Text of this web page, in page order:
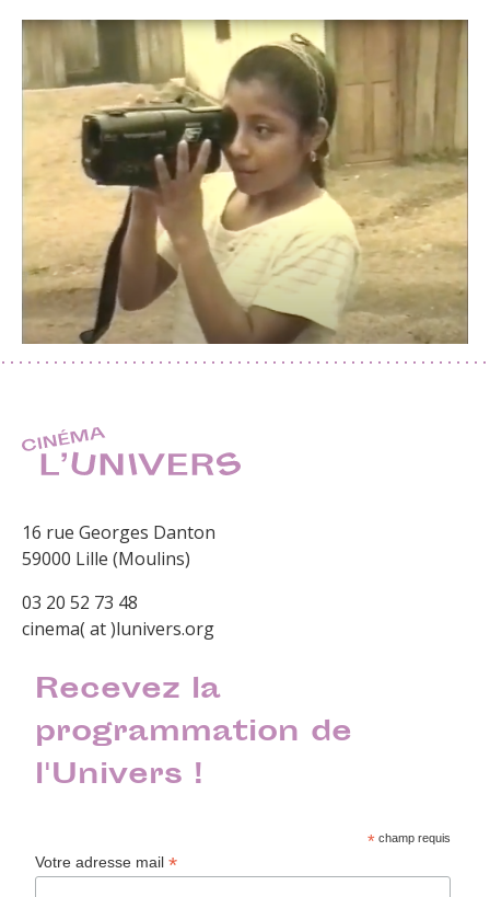
16 rue Georges Danton
59000 Lille (Moulins)
03 20 52 73 48
cinema( at )lunivers.org
Recevez la
programmation de
l'Univers !
* champ requis
Votre adresse mail*